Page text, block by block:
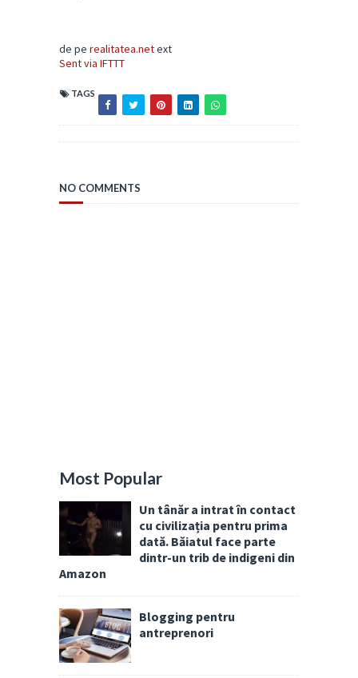
de pe realitatea.netext
Sent via IFTTT
TAGS
NO COMMENTS
Most Popular
Un tânăr a intrat în contact
cu civilizația pentru prima
dată. Băiatul face parte
dintr-un trib de indigeni din
Amazon
Blogging pentru
antreprenori